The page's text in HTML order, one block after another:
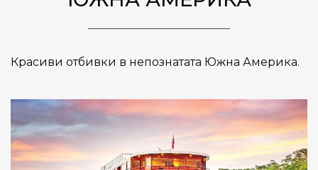
Красиви отбивки в непознатата Южна Америка.